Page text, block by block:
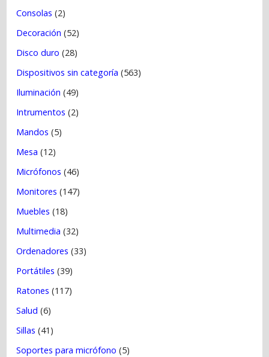
Consolas (2)
Decoración (52)
Disco duro (28)
Dispositivos sin categoría (563)
Iluminación (49)
Intrumentos (2)
Mandos (5)
Mesa (12)
Micrófonos (46)
Monitores (147)
Muebles (18)
Multimedia (32)
Ordenadores (33)
Portátiles (39)
Ratones (117)
Salud (6)
Sillas (41)
Soportes para micrófono (5)